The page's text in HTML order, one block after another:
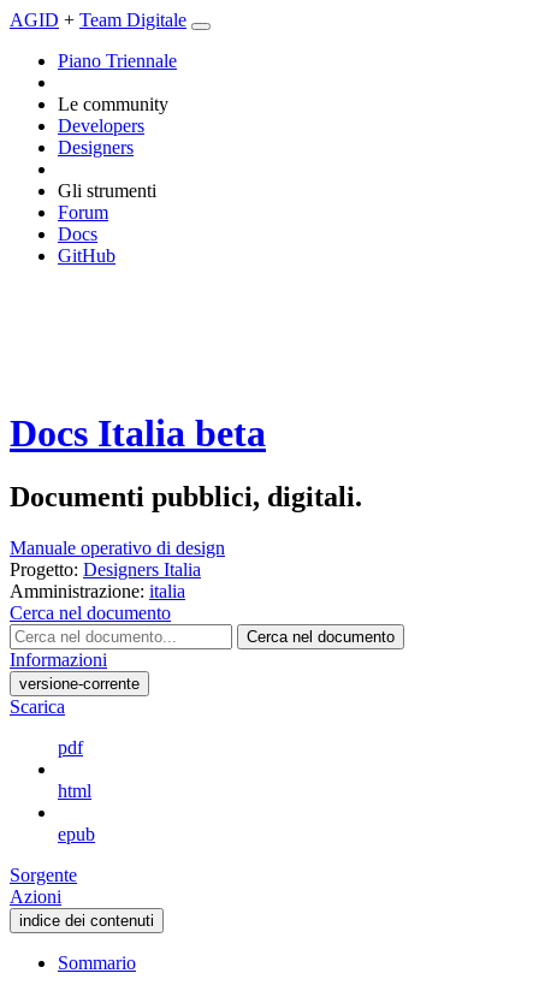
AGID + Team Digitale
Piano Triennale
Le community
Developers
Designers
Gli strumenti
Forum
Docs
GitHub
Docs Italia beta
Documenti pubblici, digitali.
Manuale operativo di design
Progetto: Designers Italia
Amministrazione: italia
Cerca nel documento
Cerca nel documento
Informazioni
versione-corrente
Scarica
pdf
html
epub
Sorgente
Azioni
indice dei contenuti
Sommario